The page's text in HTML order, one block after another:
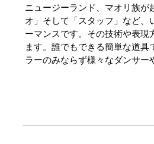
ニュージーランド、マオリ族
オ」そして「スタッフ」など、
ーマンスです。その技術や表
ます。誰でもできる簡単な道
ラーのみならず様々なダンサー